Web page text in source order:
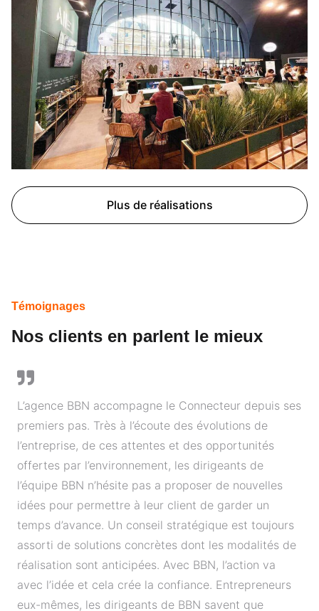
Plus de réalisations
Témoignages
Nos clients en parlent le mieux
L’agence BBN accompagne le Connecteur depuis ses
premiers pas. Très à l’écoute des évolutions de
l’entreprise, de ces attentes et des opportunités
offertes par l’environnement, les dirigeants de
l’équipe BBN n’hésite pas a proposer de nouvelles
idées pour permettre à leur client de garder un
temps d’avance. Un conseil stratégique est toujours
assorti de solutions concrètes dont les modalités de
réalisation sont anticipées. Avec BBN, l’action va
avec l’idée et cela crée la confiance. Entrepreneurs
eux-mêmes, les dirigeants de BBN savent que